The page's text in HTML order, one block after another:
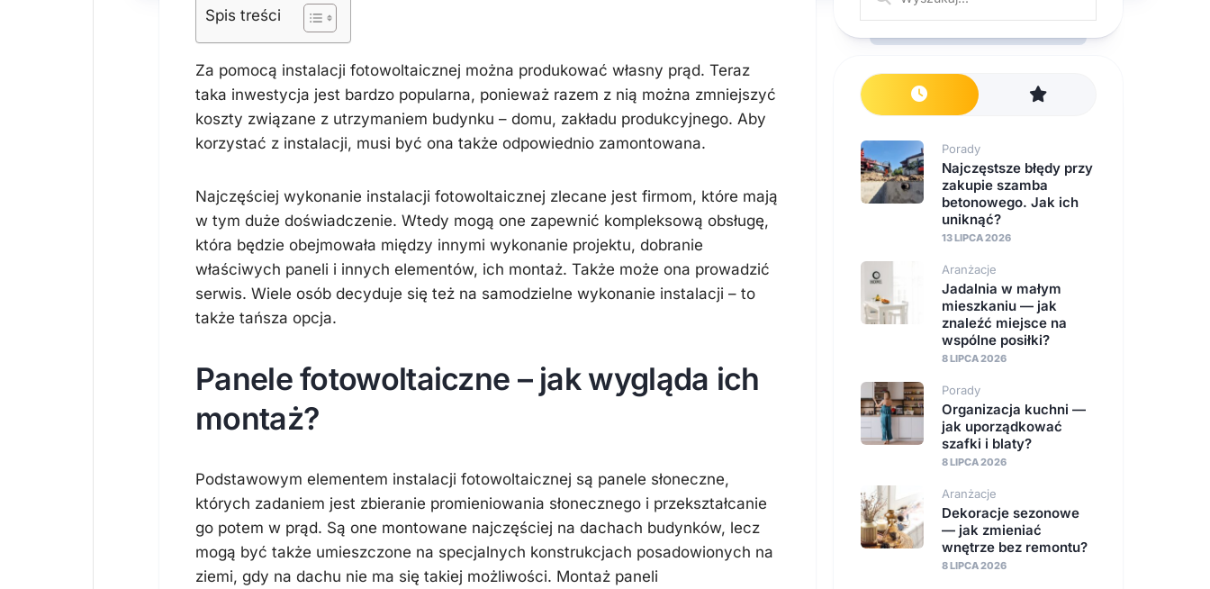
Spis treści
Za pomocą instalacji fotowoltaicznej można produkować własny prąd. Teraz
taka inwestycja jest bardzo popularna, ponieważ razem z nią można zmniejszyć
koszty związane z utrzymaniem budynku – domu, zakładu produkcyjnego. Aby
korzystać z instalacji, musi być ona także odpowiednio zamontowana.
Najczęściej wykonanie instalacji fotowoltaicznej zlecane jest firmom, które mają
w tym duże doświadczenie. Wtedy mogą one zapewnić kompleksową obsługę,
która będzie obejmowała między innymi wykonanie projektu, dobranie
właściwych paneli i innych elementów, ich montaż. Także może ona prowadzić
serwis. Wiele osób decyduje się też na samodzielne wykonanie instalacji – to
także tańsza opcja.
Panele fotowoltaiczne – jak wygląda ich
montaż?
Podstawowym elementem instalacji fotowoltaicznej są panele słoneczne,
których zadaniem jest zbieranie promieniowania słonecznego i przekształcanie
go potem w prąd. Są one montowane najczęściej na dachach budynków, lecz
mogą być także umieszczone na specjalnych konstrukcjach posadowionych na
ziemi, gdy na dachu nie ma się takiej możliwości. Montaż paneli
Porady
Najczęstsze błędy przy
zakupie szamba
betonowego. Jak ich
uniknąć?
13 LIPCA 2026
Aranżacje
Jadalnia w małym
mieszkaniu — jak
znaleźć miejsce na
wspólne posiłki?
8 LIPCA 2026
Porady
Organizacja kuchni —
jak uporządkować
szafki i blaty?
8 LIPCA 2026
Aranżacje
Dekoracje sezonowe
— jak zmieniać
wnętrze bez remontu?
8 LIPCA 2026